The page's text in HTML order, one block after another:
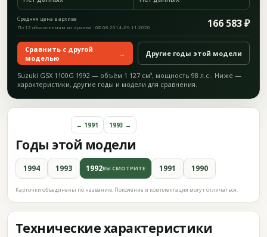
Средняя цена в архиве 166 583 ₽
По 12 объявлениям из архива · 08.08.2014–09.11.2020
Сравнить с другой
моделью
→ Другие годы этой модели
Suzuki GSX 1100G 1992 — объём 1 127 см³, мощность 98 л.с.. Ниже —
характеристики, другие годы и модели для сравнения.
Годы этой модели
← 1991 1993 →
1994 1993 1992ВЫ СМОТРИТЕ 1991 1990
Карточки объединены по названию. Поколение и комплектация могут отличаться.
Технические характеристики